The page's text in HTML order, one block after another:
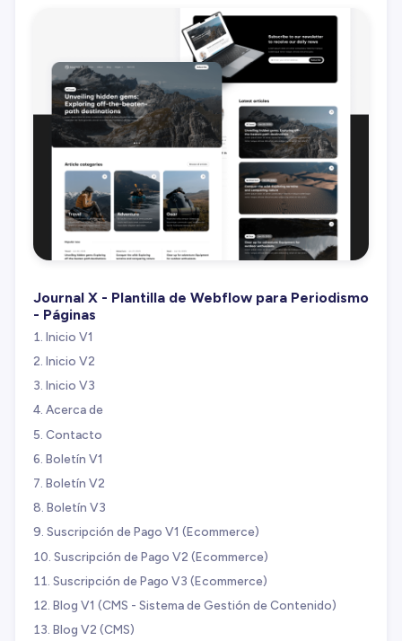
Journal X - Plantilla de Webflow para Periodismo
- Páginas
Inicio V1
Inicio V2
Inicio V3
Acerca de
Contacto
Boletín V1
Boletín V2
Boletín V3
Suscripción de Pago V1 (Ecommerce)
Suscripción de Pago V2 (Ecommerce)
Suscripción de Pago V3 (Ecommerce)
Blog V1 (CMS - Sistema de Gestión de Contenido)
Blog V2 (CMS)